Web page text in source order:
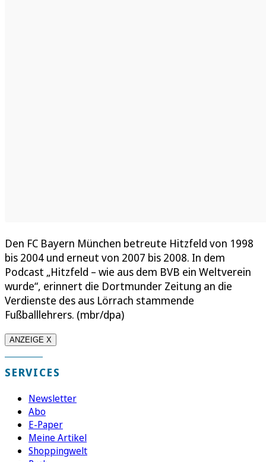
Den FC Bayern München betreute Hitzfeld von 1998
bis 2004 und erneut von 2007 bis 2008. In dem
Podcast „Hitzfeld – wie aus dem BVB ein Weltverein
wurde“, erinnert die Dortmunder Zeitung an die
Verdienste des aus Lörrach stammende
Fußballlehrers. (mbr/dpa)
ANZEIGE X
SERVICES
Newsletter
Abo
E-Paper
Meine Artikel
Shoppingwelt